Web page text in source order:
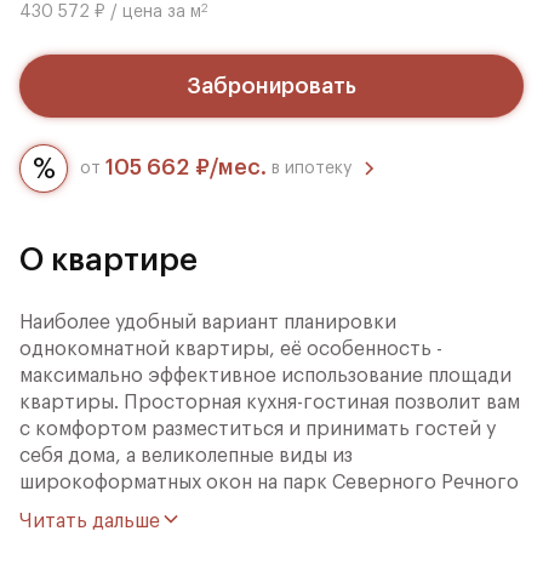
430 572 ₽ / цена за м2
Забронировать
от 105 662 ₽/мес. в ипотеку
О квартире
Наиболее удобный вариант планировки
однокомнатной квартиры, её особенность -
максимально эффективное использование площади
квартиры. Просторная кухня-гостиная позволит вам
с комфортом разместиться и принимать гостей у
себя дома, а великолепные виды из
широкоформатных окон на парк Северного Речного
Вокзала и канал им. Москвы дополнят преимущества
квартиры.
Читать дальше